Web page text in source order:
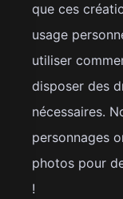
que ces
usage
utiliser
disposer des
nécessaires.
personnages
photos pour
!